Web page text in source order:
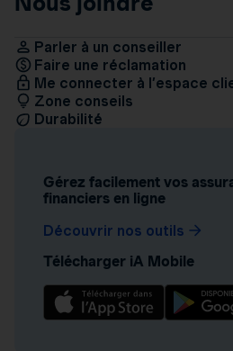
Parler à un conseiller
Faire une réclamation
Me connecter à l’espace
Zone conseils
Durabilité
Gérez facilement vos
financiers en ligne
Découvrir nos outils
Télécharger iA Mobile